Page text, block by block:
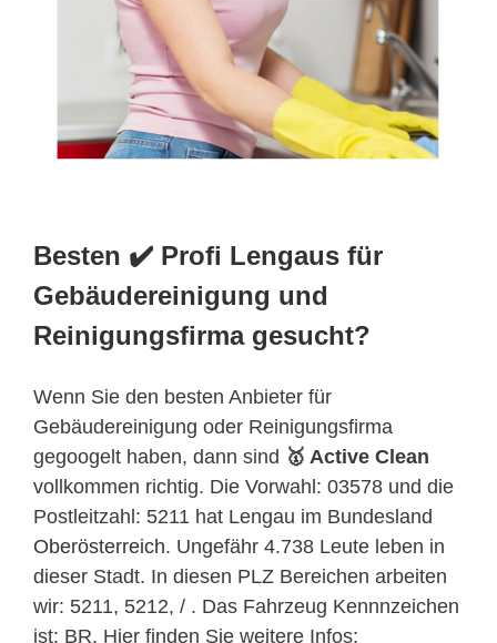
Besten ✔️ Profi Lengaus für
Gebäudereinigung und
Reinigungsfirma gesucht?
Wenn Sie den besten Anbieter für
Gebäudereinigung oder Reinigungsfirma
gegoogelt haben, dann sind 🥇 Active Clean
vollkommen richtig. Die Vorwahl: 03578 und die
Postleitzahl: 5211 hat Lengau im Bundesland
Oberösterreich. Ungefähr 4.738 Leute leben in
dieser Stadt. In diesen PLZ Bereichen arbeiten
wir: 5211, 5212, / . Das Fahrzeug Kennnzeichen
ist: BR. Hier finden Sie weitere Infos: